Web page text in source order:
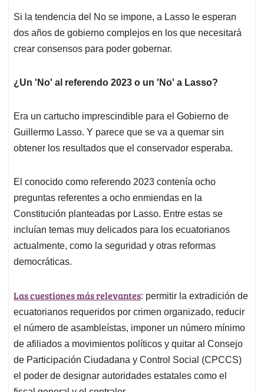
Si la tendencia del No se impone, a Lasso le esperan
dos años de gobierno complejos en los que necesitará
crear consensos para poder gobernar.
¿Un 'No' al referendo 2023 o un 'No' a Lasso?
Era un cartucho imprescindible para el Gobierno de
Guillermo Lasso. Y parece que se va a quemar sin
obtener los resultados que el conservador esperaba.
El conocido como referendo 2023 contenía ocho
preguntas referentes a ocho enmiendas en la
Constitución planteadas por Lasso. Entre estas se
incluían temas muy delicados para los ecuatorianos
actualmente, como la seguridad y otras reformas
democráticas.
Las cuestiones más relevantes: permitir la extradición de
ecuatorianos requeridos por crimen organizado, reducir
el número de asambleístas, imponer un número mínimo
de afiliados a movimientos políticos y quitar al Consejo
de Participación Ciudadana y Control Social (CPCCS)
el poder de designar autoridades estatales como el